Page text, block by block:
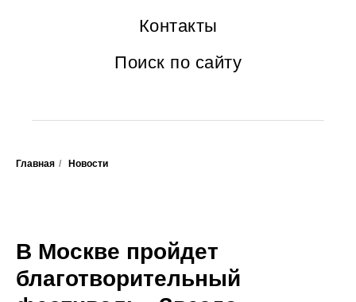
Контакты
Поиск по сайту
Главная / Новости
В Москве пройдет
благотворительный